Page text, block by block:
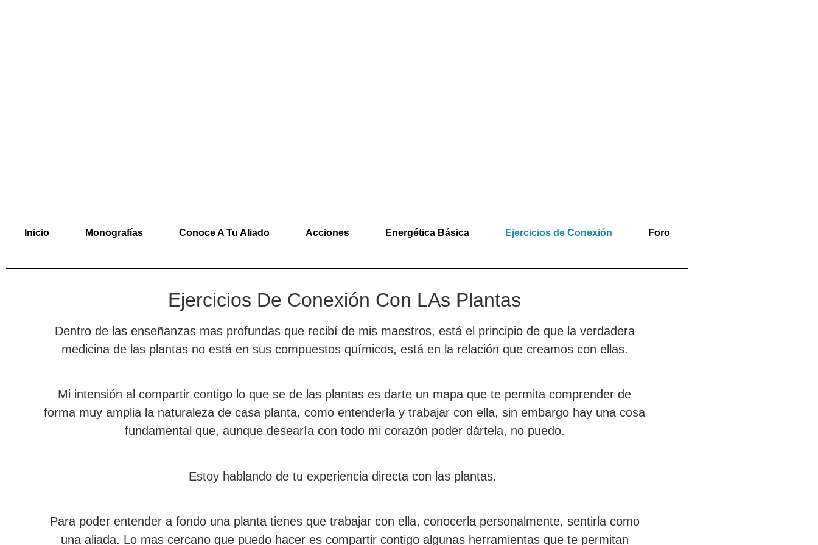
Inicio Monografías Conoce A Tu Aliado Acciones Energética Básica Ejercicios de Conexión Foro
Ejercicios De Conexión Con LAs Plantas
Dentro de las enseñanzas mas profundas que recibí de mis maestros, está el principio de que la verdadera
medicina de las plantas no está en sus compuestos químicos, está en la relación que creamos con ellas.
Mi intensión al compartir contigo lo que se de las plantas es darte un mapa que te permita comprender de
forma muy amplia la naturaleza de casa planta, como entenderla y trabajar con ella, sin embargo hay una cosa
fundamental que, aunque desearía con todo mi corazón poder dártela, no puedo.
Estoy hablando de tu experiencia directa con las plantas.
Para poder entender a fondo una planta tienes que trabajar con ella, conocerla personalmente, sentirla como
una aliada. Lo mas cercano que puedo hacer es compartir contigo algunas herramientas que te permitan